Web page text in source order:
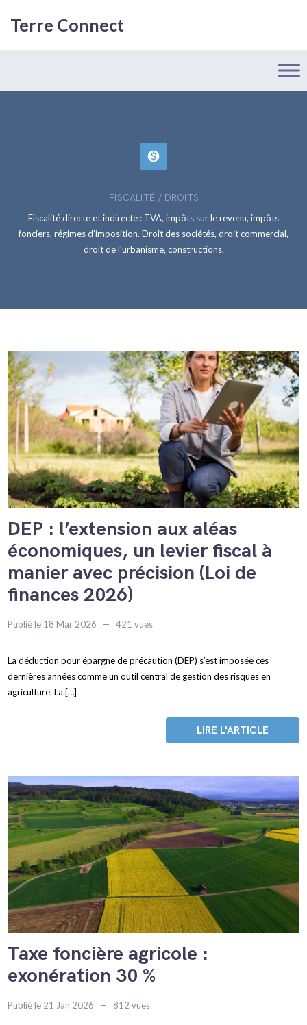
Terre Connect
monetization_on
FISCALITÉ / DROITS
Fiscalité directe et indirecte : TVA, impôts sur le revenu, impôts
fonciers, régimes d’imposition. Droit des sociétés, droit commercial,
droit de l’urbanisme, constructions.
DEP : l’extension aux aléas
économiques, un levier fiscal à
manier avec précision (Loi de
finances 2026)
Publié le 18 Mar 2026 421 vues
La déduction pour épargne de précaution (DEP) s’est imposée ces
dernières années comme un outil central de gestion des risques en
agriculture. La […]
LIRE L'ARTICLE
Taxe foncière agricole :
exonération 30 %
Publié le 21 Jan 2026 812 vues